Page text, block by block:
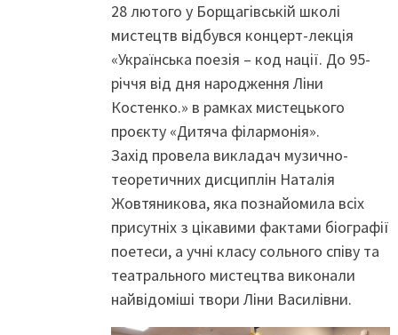
28 лютого у Борщагівській школі
мистецтв відбувся концерт-лекція
«Українська поезія – код нації. До 95-
річчя від дня народження Ліни
Костенко.» в рамках мистецького
проєкту «Дитяча філармонія».
Захід провела викладач музично-
теоретичних дисциплін Наталія
Жовтяникова, яка познайомила всіх
присутніх з цікавими фактами біографії
поетеси, а учні класу сольного співу та
театрального мистецтва виконали
найвідоміші твори Ліни Василівни.